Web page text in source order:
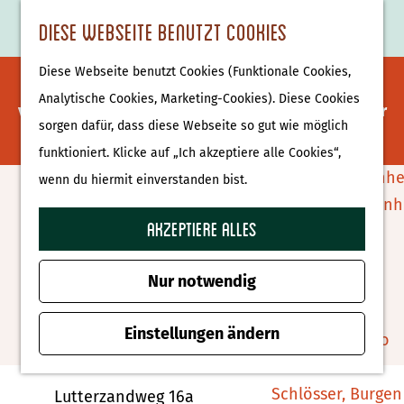
Diese Webseite benutzt Cookies
Diese Webseite benutzt Cookies (Funktionale Cookies,
Analytische Cookies, Marketing-Cookies). Diese Cookies
sorgen dafür, dass diese Webseite so gut wie möglich
funktioniert. Klicke auf „Ich akzeptiere alle Cookies“,
wenn du hiermit einverstanden bist.
Akzeptiere alles
Nur notwendig
Einstellungen ändern
G
n
F
v
o
r
i
t
K
r
t
e
S
c
h
e
n
e
n
ü
Attraktionen &
Museen
Museen
Tierparks
Affenpark
Burgers' Zoo
Harderwijk
Wellness
Therme Bussloo
Schlösser, Burgen
c
Es tut uns leid. Dieses Aktivität ist nicht mehr
verfügbar. Sehen Sie sich das
aktuelle Angebot
für
verfügbare Optionen an.
Osterspaziergang De Lutte
Zu Favoriten hinzufügenZu Favoriten
Kontakt
Lutterzandweg 16a